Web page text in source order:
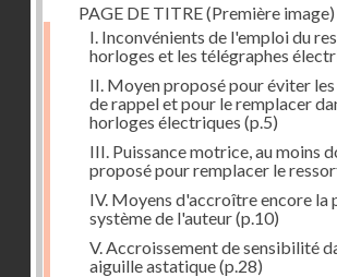
PAGE DE TITRE (Première image)
I. Inconvénients de l'emploi du
horloges et les télégraphes
II. Moyen proposé pour éviter
de rappel et pour le remplacer
horloges électriques (p.5)
III. Puissance motrice, au moins
proposé pour remplacer le
IV. Moyens d'accroître encore la
système de l'auteur(p.10)
V. Accroissement de sensibilité
aiguille astatique(p.28)